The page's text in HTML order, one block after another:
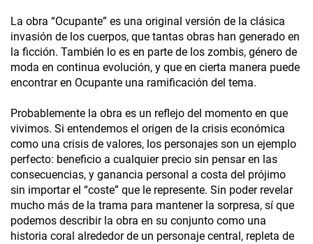
La obra “Ocupante” es una original versión de la clásica
invasión de los cuerpos, que tantas obras han generado en
la ficción. También lo es en parte de los zombis, género de
moda en continua evolución, y que en cierta manera puede
encontrar en Ocupante una ramificación del tema.
Probablemente la obra es un reflejo del momento en que
vivimos. Si entendemos el origen de la crisis económica
como una crisis de valores, los personajes son un ejemplo
perfecto: beneficio a cualquier precio sin pensar en las
consecuencias, y ganancia personal a costa del prójimo
sin importar el “coste” que le represente. Sin poder revelar
mucho más de la trama para mantener la sorpresa, sí que
podemos describir la obra en su conjunto como una
historia coral alrededor de un personaje central, repleta de